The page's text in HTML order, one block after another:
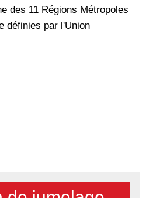
des 11 Régions Métropoles
définies par l'Union